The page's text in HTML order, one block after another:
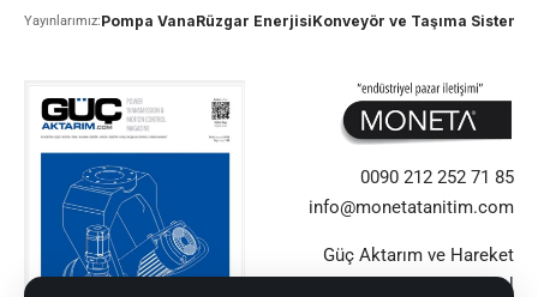
Yayınlarımız:Pompa VanaRüzgar EnerjisiKonveyör ve Taşıma
0090 212 252 71 85
info@monetatanitim.com
Güç Aktarım ve Hareket
Kontrol alanındaki küresel